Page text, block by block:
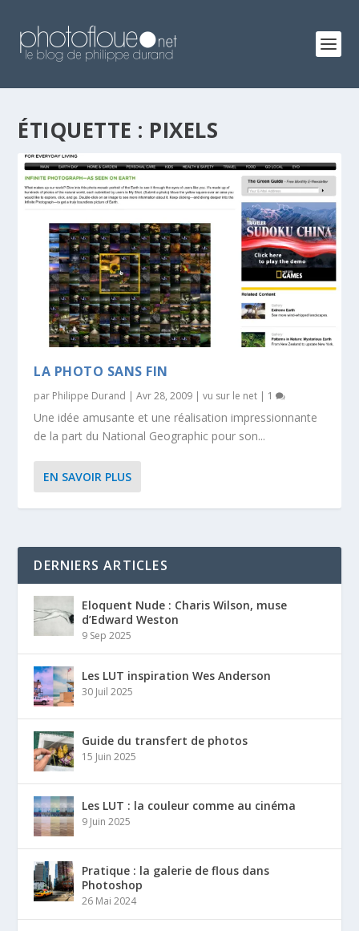
ÉTIQUETTE : PIXELS
LA PHOTO SANS FIN
par Philippe Durand |Avr 28, 2009 |vu sur le net | 1
Une idée amusante et une réalisation impressionnante
de la part du National Geographic pour son...
EN SAVOIR PLUS
DERNIERS ARTICLES
Eloquent Nude : Charis Wilson, muse
d’Edward Weston
9 Sep 2025
Les LUT inspiration Wes Anderson
30 Juil 2025
Guide du transfert de photos
15 Juin 2025
Les LUT : la couleur comme au cinéma
9 Juin 2025
Pratique : la galerie de flous dans
Photoshop
26 Mai 2024